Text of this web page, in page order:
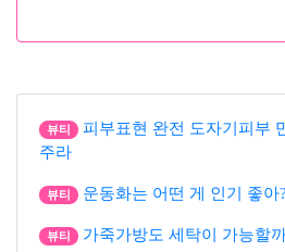
뷰티
피부표현 완전 도자기피부
주라
뷰티 운동화는 어떤 게 인기 좋아?
뷰티 가죽가방도 세탁이 가능할